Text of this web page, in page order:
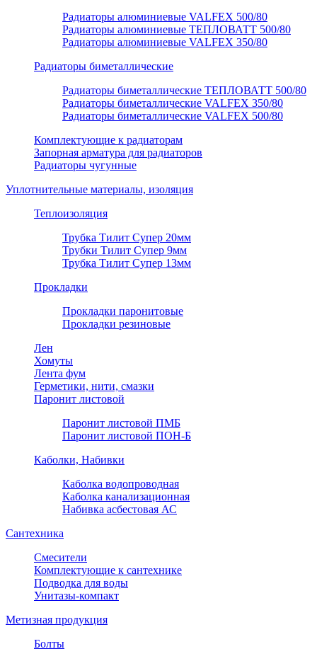
Радиаторы алюминиевые VALFEX 500/80
Радиаторы алюминиевые ТЕПЛОВАТТ 500/80
Радиаторы алюминиевые VALFEX 350/80
Радиаторы биметаллические
Радиаторы биметаллические ТЕПЛОВАТТ 500/80
Радиаторы биметаллические VALFEX 350/80
Радиаторы биметаллические VALFEX 500/80
Комплектующие к радиаторам
Запорная арматура для радиаторов
Радиаторы чугунные
Уплотнительные материалы, изоляция
Теплоизоляция
Трубка Тилит Супер 20мм
Трубки Тилит Супер 9мм
Трубка Тилит Супер 13мм
Прокладки
Прокладки паронитовые
Прокладки резиновые
Лен
Хомуты
Лента фум
Герметики, нити, смазки
Паронит листовой
Паронит листовой ПМБ
Паронит листовой ПОН-Б
Каболки, Набивки
Каболка водопроводная
Каболка канализационная
Набивка асбестовая АС
Сантехника
Смесители
Комплектующие к сантехнике
Подводка для воды
Унитазы-компакт
Метизная продукция
Болты